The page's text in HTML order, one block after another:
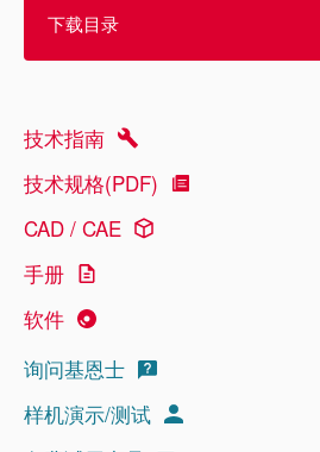
下载目录
技术指南
技术规格(PDF)
CAD / CAE
手册
软件
询问基恩士
样机演示/测试